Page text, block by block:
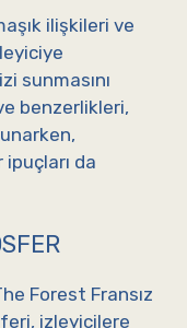
ilişkileri ve
sunmasını
benzerlikleri,
da
Forest Fransız
izleyicilere